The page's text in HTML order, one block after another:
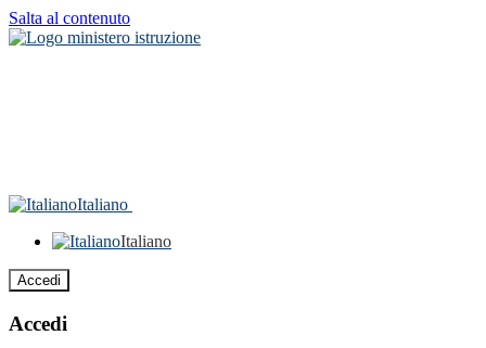
Salta al contenuto
Italiano
Italiano
Accedi
Accedi